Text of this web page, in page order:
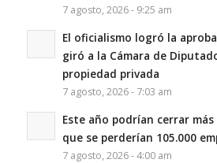
7 agosto, 2026 - 9:25 am
El oficialismo logró la
giró a la Cámara de
propiedad privada
7 agosto, 2026 - 7:03 am
Este año podrían cerrar más
que se perderían 105.000
7 agosto, 2026 - 4:00 am